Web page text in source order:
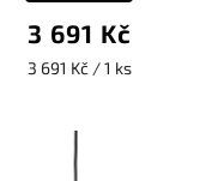
3 691 Kč
3 691 Kč / 1 ks